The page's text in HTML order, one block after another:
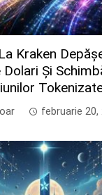
Kraken
Dolari Și
februarie 20,